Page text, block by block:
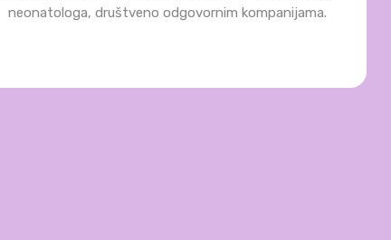
neonatologa, društveno odgovornim kompanijama.